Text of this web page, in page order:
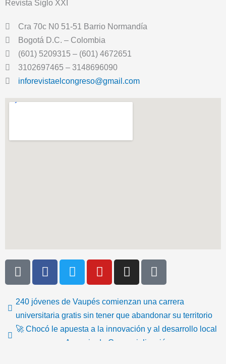
Revista Siglo XXI
Cra 70c N0 51-51 Barrio Normandía
Bogotá D.C. – Colombia
(601) 5209315 – (601) 4672651
3102697465 – 3148696090
inforevistaelcongreso@gmail.com
T
i
t
o
k
F
a
e
b
o
T
w
t
t
e
Y
o
t
u
b
e
I
n
t
a
g
I
c
n
-
e
m
240 jóvenes de Vaupés comienzan una carrera
universitaria gratis sin tener que abandonar su territorio
🚀 Chocó le apuesta a la innovación y al desarrollo local
con su nueva Agencia de Comercialización